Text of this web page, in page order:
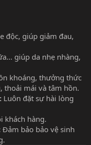
độc, giúp giảm đau,
giúp da nhẹ nhàng,
khoáng, thưởng thức
thoải mái và tâm hồn.
Luôn đặt sự hài lòng
khách hàng.
Đảm bảo bảo vệ sinh